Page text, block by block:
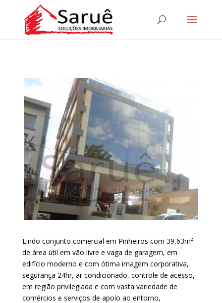
Lindo conjunto comercial em Pinheiros com 39,63m²
de área útil em vão livre e vaga de garagem, em
edifício moderno e com ótima imagem corporativa,
segurança 24hr, ar condicionado, controle de acesso,
em região privilegiada e com vasta variedade de
comércios e serviços de apoio ao entorno,